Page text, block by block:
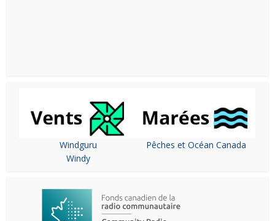
Windguru
Windy
Pêches et Océan Canada